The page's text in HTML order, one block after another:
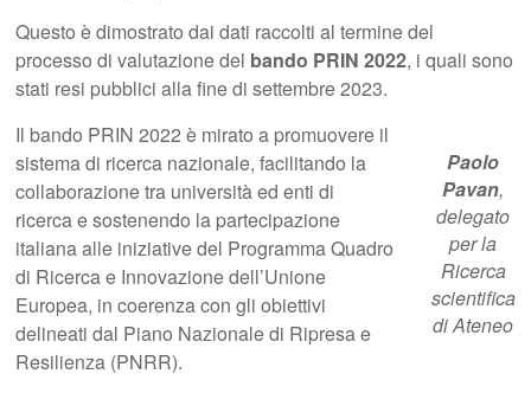
Questo è dimostrato dai dati raccolti al termine del
processo di valutazione del bando PRIN 2022, i quali sono
stati resi pubblici alla fine di settembre 2023.
Paolo
Pavan,
delegato
per la
Ricerca
scientifica
di Ateneo
Il bando PRIN 2022 è mirato a promuovere il
sistema di ricerca nazionale, facilitando la
collaborazione tra università ed enti di
ricerca e sostenendo la partecipazione
italiana alle iniziative del Programma Quadro
di Ricerca e Innovazione dell’Unione
Europea, in coerenza con gli obiettivi
delineati dal Piano Nazionale di Ripresa e
Resilienza (PNRR).